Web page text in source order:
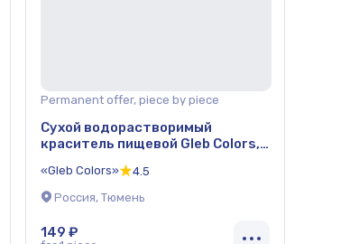
Permanent offer, piece by piece
Сухой водорастворимый
краситель пищевой Gleb Colors,
«Gleb Colors»
4.5
Россия, Тюмень
149 ₽